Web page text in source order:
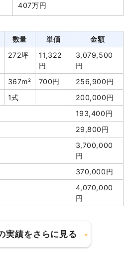
1,109円
243,560円
6,000円
694,000円
56,000円
750,000円
木造住宅1階建て
70坪
407万円
数量 単価
金額
272坪
11,322
円
3,079,500
円
367m² 700円
256,900円
1式
200,000円
193,400円
29,800円
3,700,000
円
370,000円
4,070,000
円
実績をさらに見る